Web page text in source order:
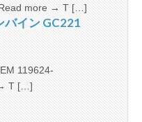
more → T […]
バイン GC221
119624-
T […]